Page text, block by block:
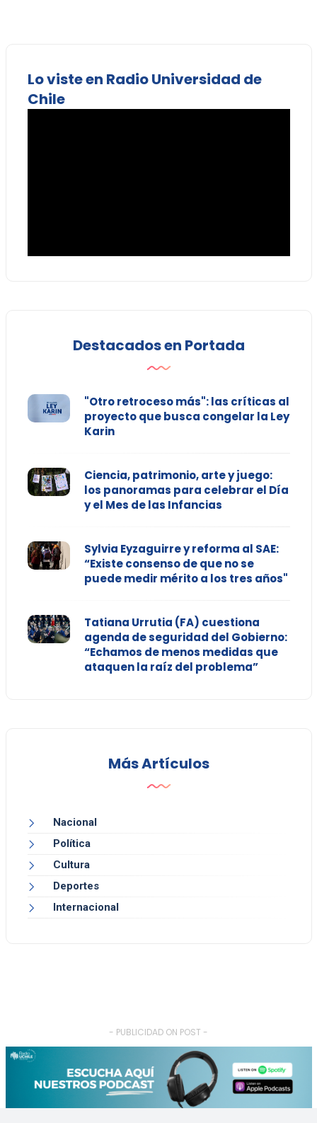
Lo viste en Radio Universidad de
Chile
Destacados en Portada
"Otro retroceso más": las críticas al
proyecto que busca congelar la Ley
Karin
Ciencia, patrimonio, arte y juego:
los panoramas para celebrar el Día
y el Mes de las Infancias
Sylvia Eyzaguirre y reforma al SAE:
“Existe consenso de que no se
puede medir mérito a los tres años"
Tatiana Urrutia (FA) cuestiona
agenda de seguridad del Gobierno:
“Echamos de menos medidas que
ataquen la raíz del problema”
Más Artículos
Nacional
Política
Cultura
Deportes
Internacional
- PUBLICIDAD ON POST -